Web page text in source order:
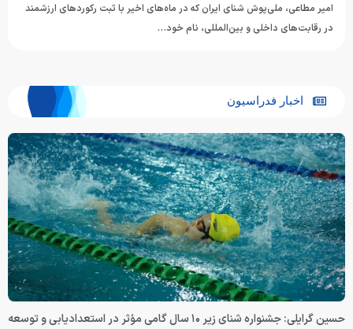
امیر مطاعی، ملی‌پوش شنای ایران که در ماه‌های اخیر با ثبت رکوردهای ارزشمند
در رقابت‌های داخلی و بین‌المللی، نام خود…
اخبار فدراسیون
حسین گرایلی: جشنواره شنای زیر ۱۰ سال گامی مؤثر در استعدادیابی و توسعه